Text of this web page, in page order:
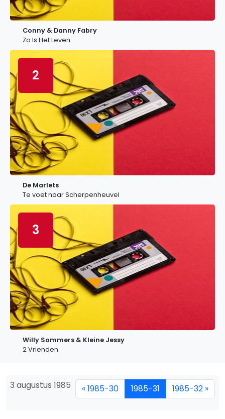
Conny & Danny Fabry
Zo Is Het Leven
2
De Marlets
Te voet naar Scherpenheuvel
3
Willy Sommers & Kleine Jessy
2 Vrienden
3 augustus 1985 « 1985-30 1985-31 1985-32 »